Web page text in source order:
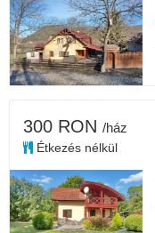
300 RON /ház
Étkezés nélkül